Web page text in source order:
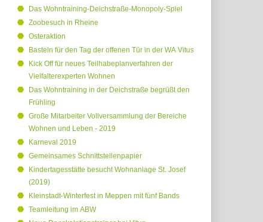
Das Wohntraining-Deichstraße-Monopoly-Spiel
Zoobesuch in Rheine
Osteraktion
Basteln für den Tag der offenen Tür in der WA Vitus
Kick Off für neues Teilhabeplanverfahren der
Vielfalterexperten Wohnen
Das Wohntraining in der Deichstraße begrüßt den
Frühling
Große Mitarbeiter Vollversammlung der Bereiche
Wohnen und Leben - 2019
Karneval 2019
Gemeinsames Schnittstellenpapier
Kindertagesstätte besucht Wohnanlage St. Josef
(2019)
Kleinstadt-Winterfest in Meppen mit fünf Bands
Teamleitung im ABW